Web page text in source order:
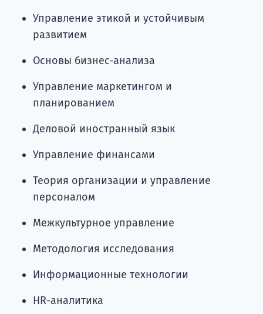
Управление этикой и устойчивым
развитием
Основы бизнес-анализа
Управление маркетингом и
планированием
Деловой иностранный язык
Управление финансами
Теория организации и управление
персоналом
Межкультурное управление
Методология исследования
Информационные технологии
HR-аналитика